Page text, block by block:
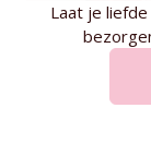
Laat je